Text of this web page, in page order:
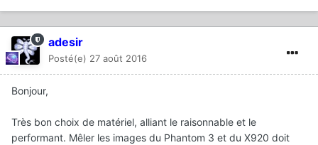
adesir
Posté(e) 27 août 2016
Bonjour,
Très bon choix de matériel, alliant le raisonnable et le
performant. Mêler les images du Phantom 3 et du X920 doit